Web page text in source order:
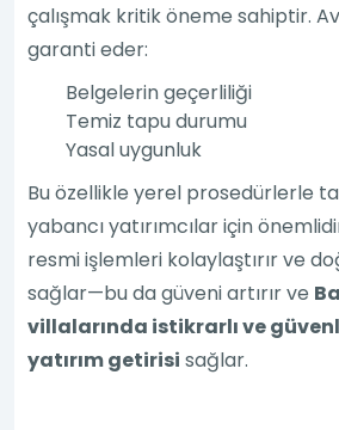
çalışmak kritik öneme sahiptir.
garanti eder:
Belgelerin geçerliliği
Temiz tapu durumu
Yasal uygunluk
Bu özellikle yerel prosedürlerle
yabancı yatırımcılar için
resmi işlemleri kolaylaştırır ve
sağlar—bu da güveni artırır ve
villalarında istikrarlı ve
yatırım getirisi sağlar.